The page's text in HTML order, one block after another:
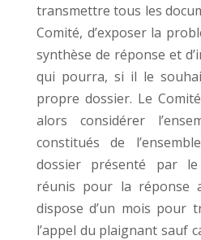
transmettre tous les
Comité, d’exposer la
synthèse de réponse et
qui pourra, si il le
propre dossier. Le
alors considérer
constitués de
dossier présenté par
réunis pour la réponse
dispose d’un mois pour
l’appel du plaignant sauf